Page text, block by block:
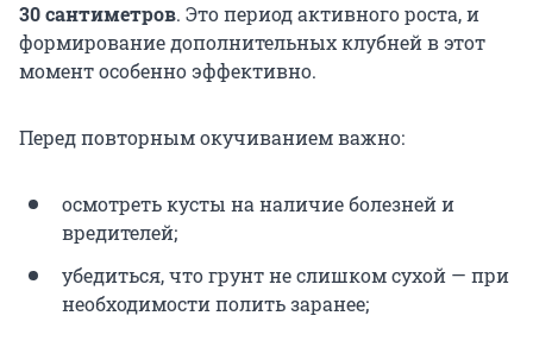
30 сантиметров. Это период активного роста, и
формирование дополнительных клубней в этот
момент особенно эффективно.
Перед повторным окучиванием важно:
осмотреть кусты на наличие болезней и
вредителей;
убедиться, что грунт не слишком сухой — при
необходимости полить заранее;